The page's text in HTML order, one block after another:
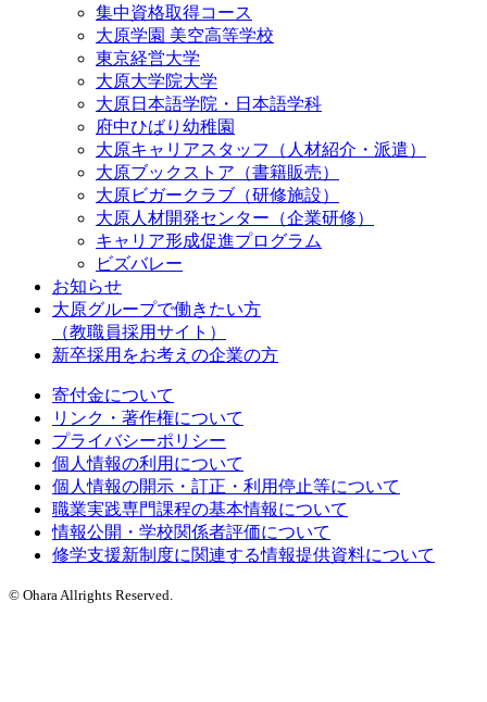
集中資格取得コース
大原学園 美空高等学校
東京経営大学
大原大学院大学
大原日本語学院・日本語学科
府中ひばり幼稚園
大原キャリアスタッフ（人材紹介・派遣）
大原ブックストア（書籍販売）
大原ビガークラブ（研修施設）
大原人材開発センター（企業研修）
キャリア形成促進プログラム
ビズバレー
お知らせ
大原グループで働きたい方
（教職員採用サイト）
新卒採用をお考えの企業の方
寄付金について
リンク・著作権について
プライバシーポリシー
個人情報の利用について
個人情報の開示・訂正・利用停止等について
職業実践専門課程の基本情報について
情報公開・学校関係者評価について
修学支援新制度に関連する情報提供資料について
© Ohara Allrights Reserved.